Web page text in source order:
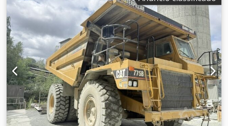
1998
, horas de funcionamento:17 762 h, combustível:
diesel, Equipamento:garfos para paletes, tração integral ,
CARREGADEIRA DE RODAS CATERPILLAR IT28G Dkodpfx Aji
Tmhpefajr Sistema de engate rápido! Garfo para paletes
disponível por um valor adicional. 17.762 horas de
operação Peso operacional: 12.600 kg Potência: 93 kW
Número do produto: 9AR00289 Tecnicamente em bom
estado! Tel. 44